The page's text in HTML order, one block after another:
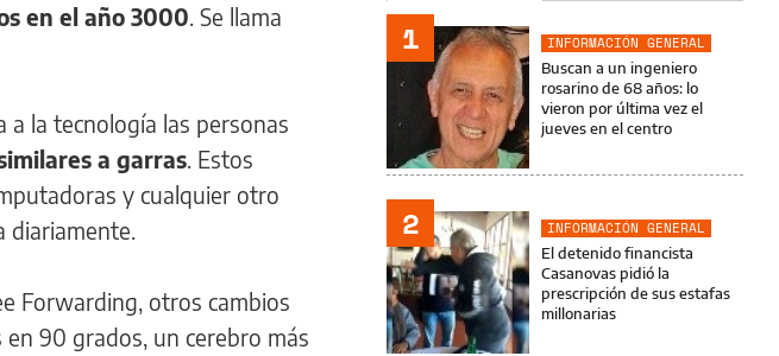
en el año 3000 . Se llama
a la tecnología las personas
a garras . Estos
y cualquier otro
Forwarding, otros cambios
90 grados, un cerebro más
1
INFORMACIÓN GENERAL
Buscan a un ingeniero
rosarino de 68 años: lo
vieron por última vez el
jueves en el centro
2
INFORMACIÓN GENERAL
El detenido financista
Casanovas pidió la
prescripción de sus estafas
millonarias